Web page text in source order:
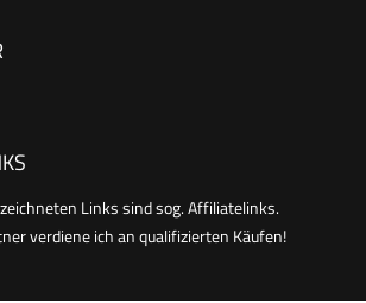
1550W, 1,7L Tank,
Links sind sog. Affiliatelinks.
verdiene ich an qualifizierten Käufen!